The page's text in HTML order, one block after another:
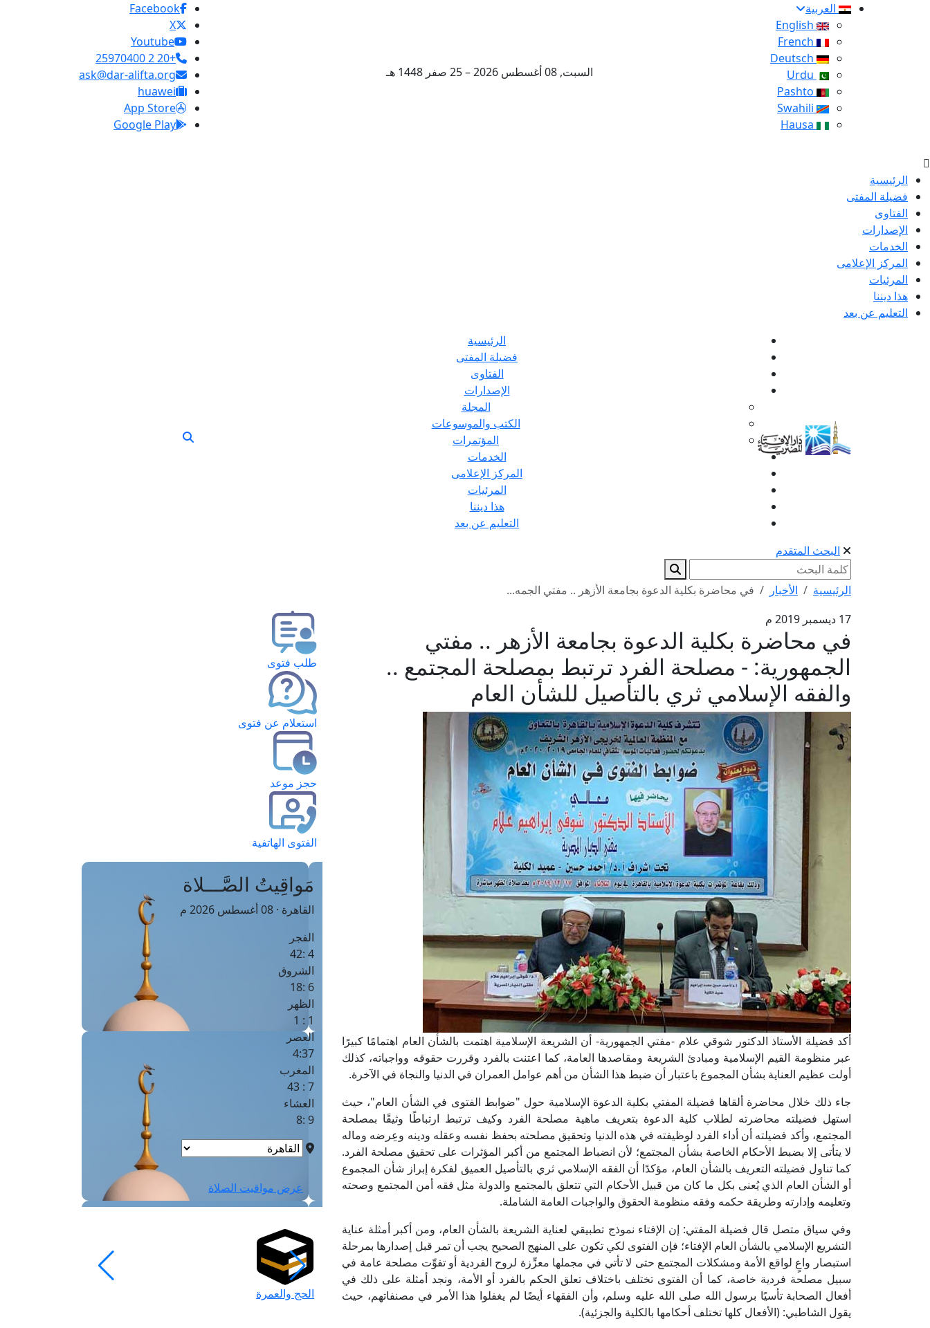
العربية
السبت, 08 أغسطس 2026 – 25 صفر 1448 هـ
Facebook
X
Youtube
+20 2 25970400
ask@dar-alifta.org
huawei
App Store
Google Play
الرئيسية
فضيلة المفتى
الفتاوى
الإصدارات
الخدمات
المركز الإعلامى
المرئيات
هذا ديننا
التعليم عن بعد
الرئيسية
فضيلة المفتى
الفتاوى
الإصدارات
المجلة
الكتب والموسوعات
المؤتمرات
الخدمات
المركز الإعلامى
المرئيات
هذا ديننا
التعليم عن بعد
البحث المتقدم
الرئيسية الأخبار
في محاضرة بكلية الدعوة بجامعة الأزهر .. مفتي الجمه...
17 ديسمبر 2019 م
في محاضرة بكلية الدعوة بجامعة الأزهر .. مفتي
الجمهورية: - مصلحة الفرد ترتبط بمصلحة المجتمع ..
والفقه الإسلامي ثري بالتأصيل للشأن العام
أكد فضيلة الأستاذ الدكتور شوقي علام -مفتي الجمهورية- أن الشريعة الإسلامية اهتمت بالشأن العام اهتمامًا كبيرًا
عبر منظومة القيم الإسلامية ومبادئ الشريعة ومقاصدها العامة، كما اعتنت بالفرد وقررت حقوقه وواجباته، كذلك
أولت عظيم العناية بشأن المجموع باعتبار أن ضبط هذا الشأن من أهم عوامل العمران في الدنيا والنجاة في الآخرة.
جاء ذلك خلال محاضرة ألقاها فضيلة المفتي بكلية الدعوة الإسلامية حول "ضوابط الفتوى في الشأن العام"، حيث
استهل فضيلته محاضرته لطلاب كلية الدعوة بتعريف ماهية مصلحة الفرد وكيف ترتبط ارتباطًا وثيقًا بمصلحة
المجتمع، وأكد فضيلته أن أداء الفرد لوظيفته في هذه الدنيا وتحقيق مصلحته بحفظ نفسه وعقله ودينه وعِرضه وماله
لا يتأتى إلا بضبط الأحكام الخاصة بشأن المجتمع؛ لأن انضباط المجتمع من أكبر المؤثرات على تحقيق مصلحة الفرد.
كما تناول فضيلته التعريف بالشأن العام، مؤكدًا أن الفقه الإسلامي ثري بالتأصيل العميق لفكرة إبراز شأن المجموع
أو الشأن العام الذي يُعنى بكل ما كان من قبيل الأحكام التي تتعلق بالمجتمع والدولة مثل فقه أمن المجتمع وصحته
وتعليمه وإدارته وطريقة حكمه وفقه منظومة الحقوق والواجبات العامة الشاملة.
وفي سياق متصل قال فضيلة المفتي: إن الإفتاء نموذج تطبيقي لعناية الشريعة بالشأن العام، ومن أكبر أمثلة عناية
التشريع الإسلامي بالشأن العام الإفتاء؛ فإن الفتوى لكي تكون على المنهج الصحيح يجب أن تمر قبل إصدارها بمرحلة
استبصار واعٍ لواقع الأمة ومشكلات المجتمع حتى لا تأتي في مجملها معزِّزة لروح الفردية أو تفوِّت مصلحة عامة في
سبيل مصلحة فردية خاصة، كما أن الفتوى تختلف باختلاف تعلق الحكم بالفرد أو الأمة، ونجد أمثلة على ذلك في
أفعال الصحابة تأسيًا برسول الله صلى الله عليه وسلم، وأن الفقهاء أيضًا لم يغفلوا هذا الأمر في مصنفاتهم، حيث
يقول الشاطبي: (الأفعال كلها تختلف أحكامها بالكلية والجزئية).
طلب فتوى
استعلام عن فتوى
حجز موعد
الفتوى الهاتفية
مَواقِيتُ الصَّـــلاة
القاهرة · 08 أغسطس 2026 م
الفجر
4 :42
الشروق
6 :18
الظهر
1 : 1
العصر
4:37
المغرب
7 : 43
العشاء
9 :8
عرض مواقيت الصلاة
الحج والعمرة